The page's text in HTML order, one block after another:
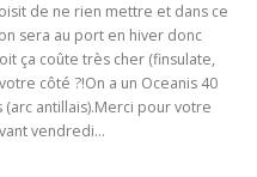
de ne rien mettre et dans ce
sera au port en hiver donc
ça coûte très cher (finsulate,
côté ?!On a un Oceanis 40
antillais).Merci pour votre
vendredi…